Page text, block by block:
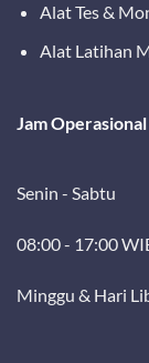
Alat Tes &
Alat Latihan
Jam
Senin - Sabtu
08:00 - 17:00
Minggu & Hari